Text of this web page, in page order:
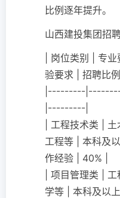
比例逐年提升。
山西建投集团招
| 岗位类别 | 专
验要求 | 招聘比例 |
|---------
|---------|
| 工程技术类 |
工程等 | 本科及
作经验 | 40% |
| 项目管理类 |
学等 | 本科及以